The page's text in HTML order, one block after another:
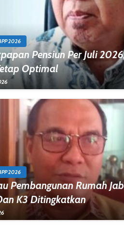
2026
Pensiun Per Juli
Optimal
2026
Pembangunan Rumah
K3 Ditingkatkan